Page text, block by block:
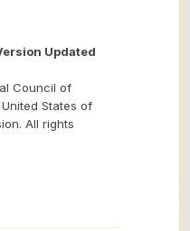
Updated
Council of
States of
All rights